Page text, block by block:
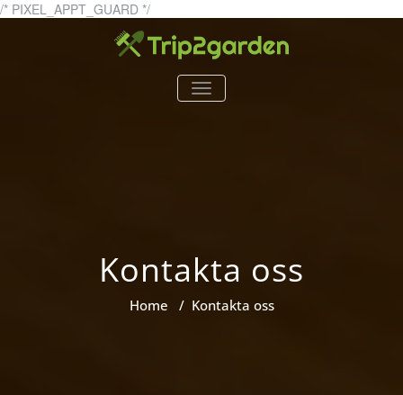
/* PIXEL_APPT_GUARD */Skip
content
trip2garden.setrip2garden.se – allt om
TOGGLE
NAVIGATION
Kontakta oss
Home / Kontakta oss